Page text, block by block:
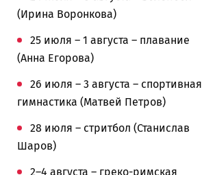
(Ирина Воронкова)
25 июля – 1 августа – плавание
(Анна Егорова)
26 июля – 3 августа – спортивная
гимнастика (Матвей Петров)
28 июля – стритбол (Станислав
Шаров)
2–4 августа – греко-римская